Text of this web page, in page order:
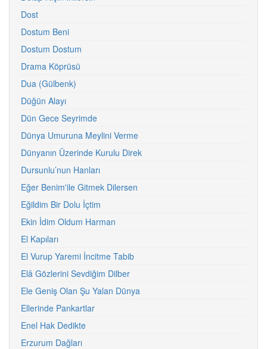
Dost
Dostum Beni
Dostum Dostum
Drama Köprüsü
Dua (Gülbenk)
Düğün Alayı
Dün Gece Seyrimde
Dünya Umuruna Meylini Verme
Dünyanın Üzerinde Kurulu Direk
Dursunlu’nun Hanları
Eğer Benim'ile Gitmek Dilersen
Eğildim Bir Dolu İçtim
Ekin İdim Oldum Harman
El Kapıları
El Vurup Yaremi İncitme Tabib
Elâ Gözlerini Sevdiğim Dilber
Ele Geniş Olan Şu Yalan Dünya
Ellerinde Pankartlar
Enel Hak Dedikte
Erzurum Dağları